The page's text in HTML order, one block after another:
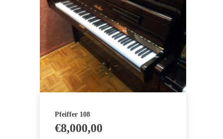
Pfeiffer 108
€8,000,00